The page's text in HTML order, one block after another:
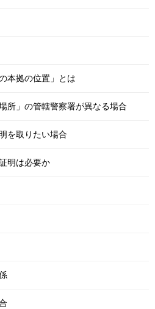
本拠の位置」とは
所」の管轄警察署が異なる場合
を取りたい場合
明は必要か